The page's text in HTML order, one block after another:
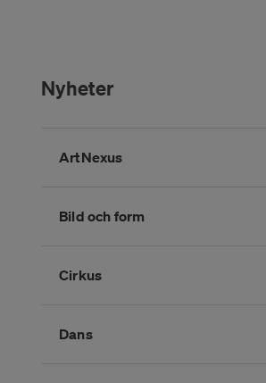
Nyheter
överArtNexus
Bild och form
Cirkus
Dans